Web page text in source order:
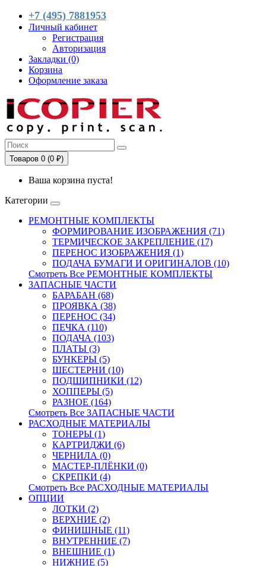
+7 (495) 7881953
Личный кабинет
Регистрация
Авторизация
Закладки (0)
Корзина
Оформление заказа
Товаров 0 (0 ₽)
Ваша корзина пуста!
Категории
РЕМОНТНЫЕ КОМПЛЕКТЫ
ФОРМИРОВАНИЕ ИЗОБРАЖЕНИЯ (71)
ТЕРМИЧЕСКОЕ ЗАКРЕПЛЕНИЕ (17)
ПЕРЕНОС ИЗОБРАЖЕНИЯ (1)
ПОДАЧА БУМАГИ И ОРИГИНАЛОВ (10)
Смотреть Все РЕМОНТНЫЕ КОМПЛЕКТЫ
ЗАПАСНЫЕ ЧАСТИ
БАРАБАН (68)
ПРОЯВКА (38)
ПЕРЕНОС (34)
ПЕЧКА (110)
ПОДАЧА (103)
ПЛАТЫ (3)
БУНКЕРЫ (5)
ШЕСТЕРНИ (10)
ПОДШИПНИКИ (12)
ХОППЕРЫ (5)
РАЗНОЕ (164)
Смотреть Все ЗАПАСНЫЕ ЧАСТИ
РАСХОДНЫЕ МАТЕРИАЛЫ
ТОНЕРЫ (1)
КАРТРИДЖИ (6)
ЧЕРНИЛА (0)
МАСТЕР-ПЛЁНКИ (0)
СКРЕПКИ (4)
Смотреть Все РАСХОДНЫЕ МАТЕРИАЛЫ
ОПЦИИ
ЛОТКИ (2)
ВЕРХНИЕ (2)
ФИНИШНЫЕ (11)
ВНУТРЕННИЕ (7)
ВНЕШНИЕ (1)
НИЖНИЕ (5)